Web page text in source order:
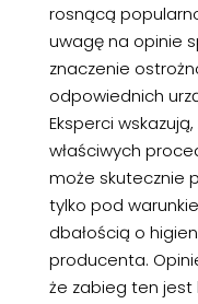
rosnącą
uwagę na opinie
znaczenie
odpowiednich
Eksperci
właściwych
może skutecznie
tylko pod
dbałością o
producenta.
że zabieg ten jest